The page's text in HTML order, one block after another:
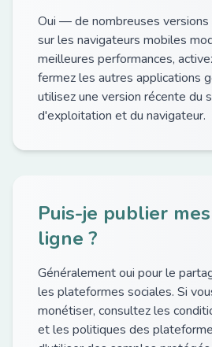
Oui — de nombreuses versions
sur les navigateurs mobiles
meilleures performances,
fermez les autres applications
utilisez une version récente du
d'exploitation et du navigateur.
Puis-je publier
ligne ?
Généralement oui pour le
les plateformes sociales. Si
monétiser, consultez les
et les politiques des